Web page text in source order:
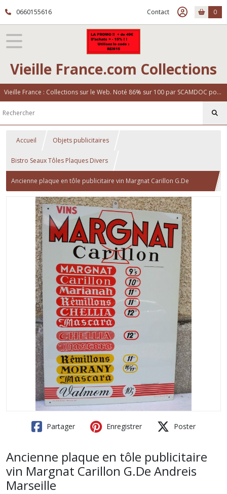
0660155616 Contact 0
Vieille France.com Collections
Vieille France : Collections sur le Web. Noté 86% sur 100 par SCAMDOC pour notre fiabilité
Accueil Objets publicitaires
Bistro Seaux Tôles Plaques Divers
Ancienne plaque en tôle publicitaire vin Margnat Carillon G.De
Andreis Marseille
Partager Enregistrer Poster
Ancienne plaque en tôle publicitaire
vin Margnat Carillon G.De Andreis
Marseille